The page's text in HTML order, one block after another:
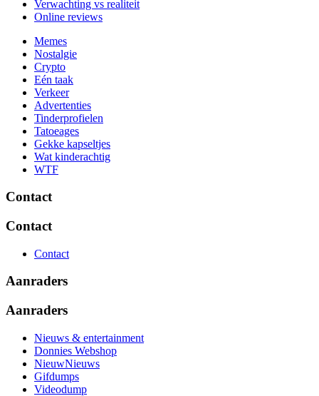
Verwachting vs realiteit
Online reviews
Memes
Nostalgie
Crypto
Eén taak
Verkeer
Advertenties
Tinderprofielen
Tatoeages
Gekke kapseltjes
Wat kinderachtig
WTF
Contact
Contact
Contact
Aanraders
Aanraders
Nieuws & entertainment
Donnies Webshop
NieuwNieuws
Gifdumps
Videodump